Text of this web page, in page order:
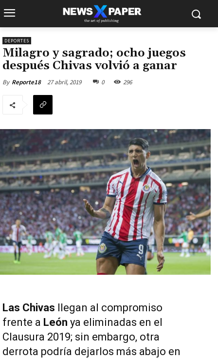
DEPORTES
Milagro y sagrado; ocho juegos
después Chivas volvió a ganar
By Reporte18 27 abril, 2019 0 296
Las Chivas llegan al compromiso
frente a León ya eliminadas en el
Clausura 2019; sin embargo, otra
derrota podría dejarlos más abajo en